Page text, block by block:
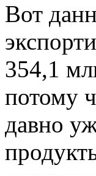
Вот
354,1
потому
давно